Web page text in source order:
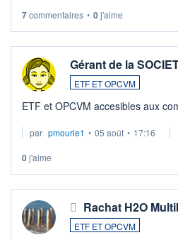
7commentaires • 0j'aime
Gérant de la
ETF ET OPCVM
ETF et OPCVM
par pmourie1 • 05 août • 17:16
0j'aime
Rachat H2O
ETF ET OPCVM